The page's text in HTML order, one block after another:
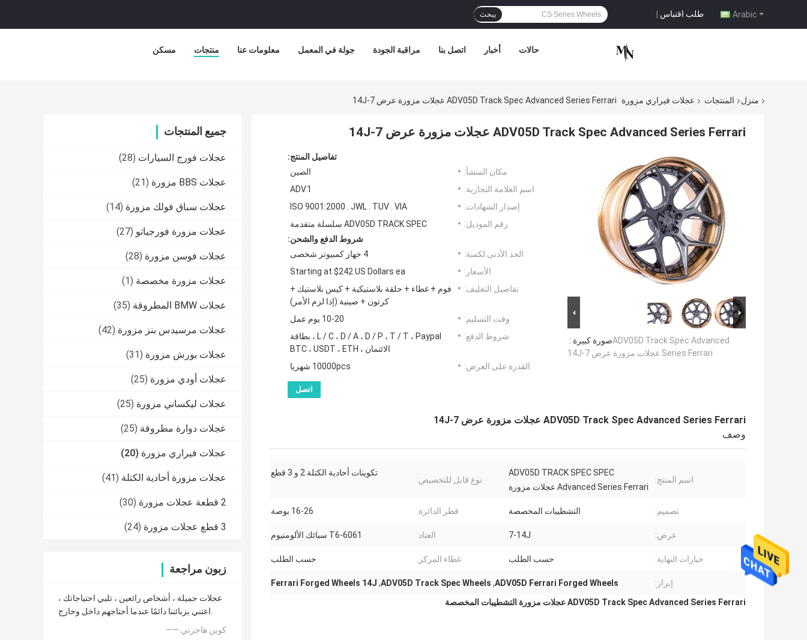
Arabic طلب اقتباس | يبحث
مسكن منتجات معلومات عنا جولة في المعمل مراقبة الجودة اتصل بنا أخبار حالات
منزل المنتجات عجلات فيراري مزورة ADV05D Track Spec Advanced Series Ferrari عجلات مزورة عرض 7-14J
جميع المنتجات
عجلات فورج السيارات (28)
عجلات BBS مزورة (21)
عجلات سباق فولك مزورة (14)
عجلات مزورة فورجياتو (27)
عجلات فوسن مزورة (28)
عجلات مزورة مخصصة (1)
عجلات BMW المطروقة (35)
عجلات مرسيدس بنز مزورة (42)
عجلات بورش مزورة (31)
عجلات أودي مزورة (25)
عجلات ليكساني مزورة (25)
عجلات دوارة مطروقة (25)
عجلات فيراري مزورة (20)
عجلات مزورة أحادية الكتلة (41)
2 قطعة عجلات مزورة (30)
3 قطع عجلات مزورة (24)
زبون مراجعة
عجلات جميلة ، أشخاص رائعين ، تلبي احتياجاتك ،
اعتني بزبائننا دائمًا عندما أحتاجهم داخل وخارج.
—— كوين هاجرتي
ADV05D Track Spec Advanced Series Ferrari عجلات مزورة عرض 7-14J
صورة كبيرة :ADV05D Track Spec Advanced
Series Ferrari عجلات مزورة عرض 7-14J
تفاصيل المنتج:
مكان المنشأ:
الصين
اسم العلامة التجارية:
ADV.1
إصدار الشهادات:
ISO 9001:2000 . JWL . TUV . VIA
رقم الموديل:
ADV05D TRACK SPEC سلسلة متقدمة
شروط الدفع والشحن:
الحد الأدنى لكمية:
4 جهاز كمبيوتر شخصى
الأسعار:
Starting at $242 US Dollars ea
تفاصيل التغليف:
فوم + غطاء + حلقة بلاستيكية + كيس بلاستيك +
كرتون + صينية (إذا لزم الأمر)
وقت التسليم:
10-20 يوم عمل
شروط الدفع:
L / C ، D / A ، D / P ، T / T ، Paypal ، بطاقة
الائتمان ، BTC ، USDT ، ETH
القدرة على العرض:
10000pcs شهريا
اتصل
ADV05D Track Spec Advanced Series Ferrari عجلات مزورة عرض 7-14J
وصف
اسم المنتج:
ADV05D TRACK SPEC SPEC
Advanced Series Ferrari عجلات مزورة
نوع قابل للتخصيص:
تكوينات أحادية الكتلة 2 و 3 قطع
تصميم: التشطيبات المخصصة قطر الدائرة: 16-26 بوصة
عرض: 7-14J العتاد: 6061-T6 سبائك الألومنيوم
خيارات النهاية: حسب الطلب غطاء المركز: حسب الطلب
إبراز: ADV05D Ferrari Forged Wheels
,
ADV05D Track Spec Wheels
,
Ferrari Forged Wheels 14J
ADV05D Track Spec Advanced Series Ferrari عجلات مزورة التشطيبات المخصصة